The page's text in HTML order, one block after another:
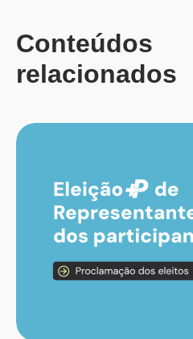
Conteúdos
relacionados